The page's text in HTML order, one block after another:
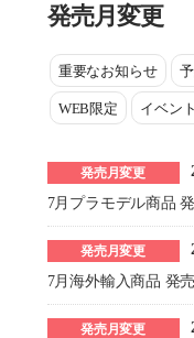
発売月変更
重要なお知らせ
WEB限定 イベント
発売月変更
7月プラモデル商品
発売月変更
7月海外輸入商品 発
発売月変更